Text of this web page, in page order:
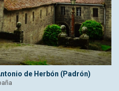
de Herbón (Padrón)